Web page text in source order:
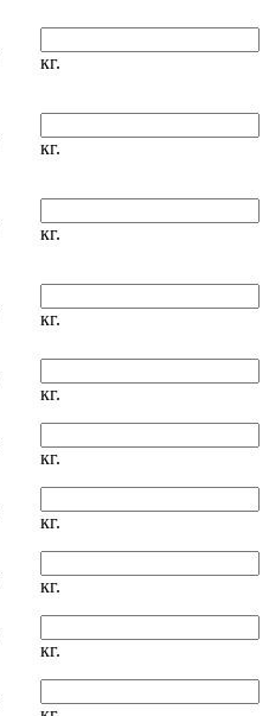
кг.
кг.
кг.
кг.
кг.
кг.
кг.
кг.
кг.